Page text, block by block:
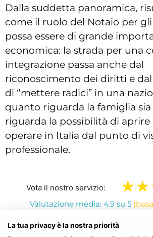
Dalla suddetta panoramica,
come il ruolo del Notaio per
possa essere di grande
economica: la strada per una
integrazione passa anche dal
riconoscimento dei diritti e
di “mettere radici” in una
quanto riguarda la famiglia
riguarda la possibilità di aprire
operare in Italia dal punto di
professionale.
Vota il nostro servizio:
Valutazione media: 4.9 su 5
La tua privacy è la nostra priorità